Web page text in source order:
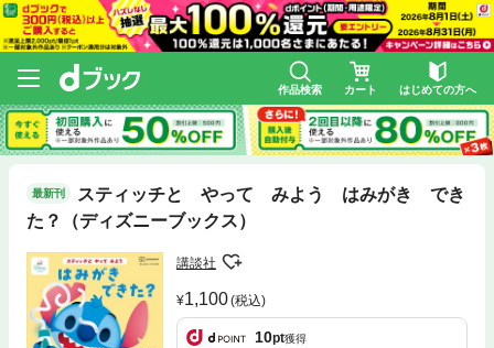
作品検索 カート はじめての方へ
最新刊
スティッチと やって みよう はみがき でき
た？（ディズニーブックス）
講談社
1,100(税込)
10pt獲得